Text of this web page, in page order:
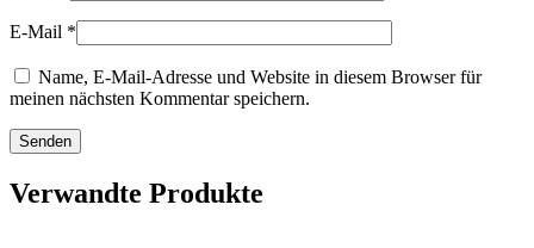
E-Mail *
Name, E-Mail-Adresse und Website in diesem Browser für
meinen nächsten Kommentar speichern.
Verwandte Produkte